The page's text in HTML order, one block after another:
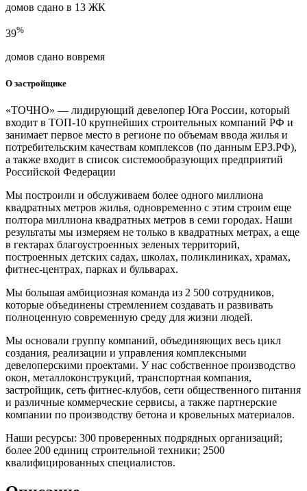
домов сдано в 13 ЖК
39%
домов сдано вовремя
О застройщике
«ТОЧНО» — лидирующий девелопер Юга России, который
входит в ТОП-10 крупнейших строительных компаний РФ и
занимает первое место в регионе по объемам ввода жилья и
потребительским качествам комплексов (по данным ЕРЗ.РФ),
а также входит в список системообразующих предприятий
Российской Федерации
Мы построили и обслуживаем более одного миллиона
квадратных метров жилья, одновременно с этим строим еще
полтора миллиона квадратных метров в семи городах. Наши
результаты мы измеряем не только в квадратных метрах, а еще
в гектарах благоустроенных зеленых территорий,
построенных детских садах, школах, поликлиниках, храмах,
фитнес-центрах, парках и бульварах.
Мы большая амбициозная команда из 2 500 сотрудников,
которые объединены стремлением создавать и развивать
полноценную современную среду для жизни людей.
Мы основали группу компаний, объединяющих весь цикл
создания, реализации и управления комплексными
девелоперскими проектами. У нас собственное производство
окон, металлоконструкций, транспортная компания,
застройщик, сеть фитнес-клубов, сети общественного питания
и различные коммерческие сервисы, а также партнерские
компании по производству бетона и кровельных материалов.
Наши ресурсы: 300 проверенных подрядных организаций;
более 200 единиц строительной техники; 2500
квалифицированных специалистов.